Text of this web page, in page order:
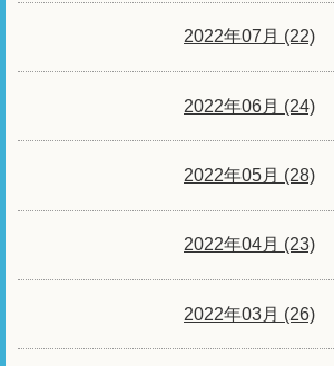
2022年07月 (22)
2022年06月 (24)
2022年05月 (28)
2022年04月 (23)
2022年03月 (26)